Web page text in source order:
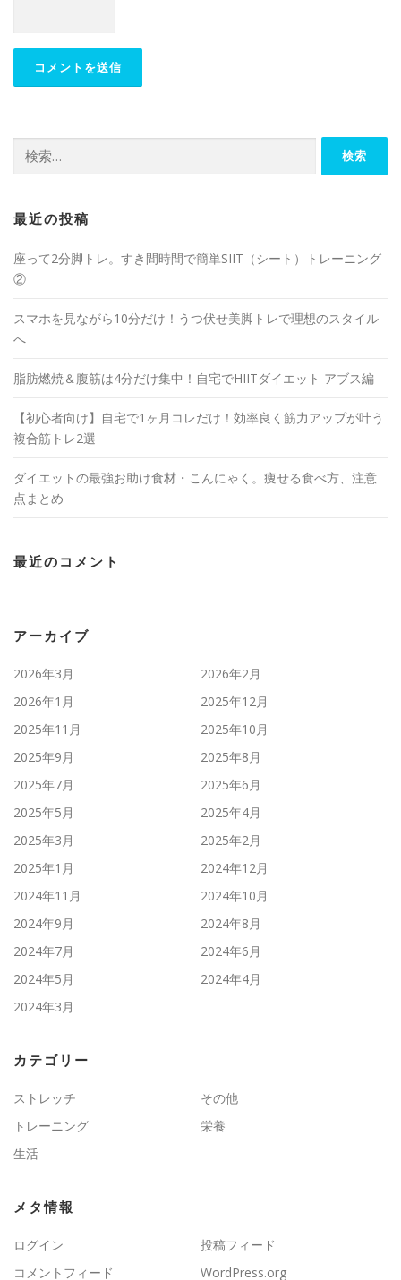
最近の投稿
座って2分脚トレ。すき間時間で簡単SIIT（シート）トレーニング
②
スマホを見ながら10分だけ！うつ伏せ美脚トレで理想のスタイル
へ
脂肪燃焼＆腹筋は4分だけ集中！自宅でHIITダイエット アブス編
【初心者向け】自宅で1ヶ月コレだけ！効率良く筋力アップが叶う
複合筋トレ2選
ダイエットの最強お助け食材・こんにゃく。痩せる食べ方、注意
点まとめ
最近のコメント
アーカイブ
2026年3月
2026年2月
2026年1月
2025年12月
2025年11月
2025年10月
2025年9月
2025年8月
2025年7月
2025年6月
2025年5月
2025年4月
2025年3月
2025年2月
2025年1月
2024年12月
2024年11月
2024年10月
2024年9月
2024年8月
2024年7月
2024年6月
2024年5月
2024年4月
2024年3月
カテゴリー
ストレッチ
その他
トレーニング
栄養
生活
メタ情報
ログイン
投稿フィード
コメントフィード
WordPress.org